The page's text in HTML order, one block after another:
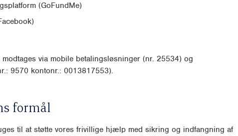
(GoFundMe)
via mobile betalingsløsninger (nr. 25534) og
9570 kontonr.: 0013817553).
formål
til at støtte vores frivillige hjælp med sikring og indfangning af